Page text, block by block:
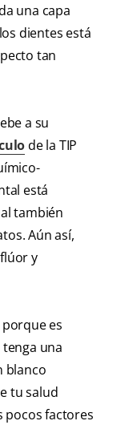
una capa
dientes está
tan
a su
de la TIP
está
también
Aún así,
y
es
una
blanco
tu salud
pocos factores